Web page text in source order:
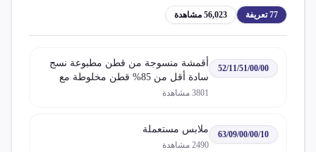
77تعريفة 56,023 مشاهدة
52/11/51/00/00
أقمشة منسوجة من قطن مطبوعة نسج
سادة أقل من 85% قطن مخلوطة مع
ألياف تركيبية أو اصطناعية وزن المتر
3801 مشاهدة
63/09/00/00/10 ملابس مستعملة
2490 مشاهدة